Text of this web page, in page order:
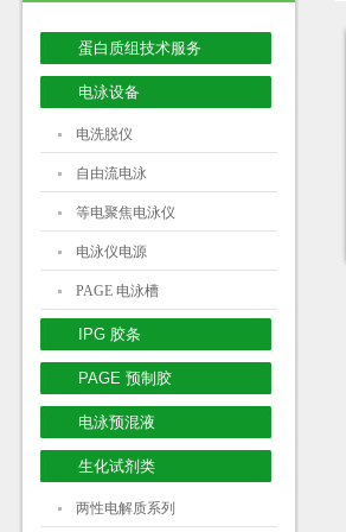
蛋白质组技术服务
电泳设备
电洗脱仪
自由流电泳
等电聚焦电泳仪
电泳仪电源
PAGE 电泳槽
IPG 胶条
PAGE 预制胶
电泳预混液
生化试剂类
两性电解质系列